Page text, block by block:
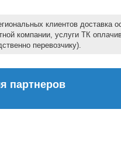
клиентов доставка
компании, услуги ТК
перевозчику).
партнеров